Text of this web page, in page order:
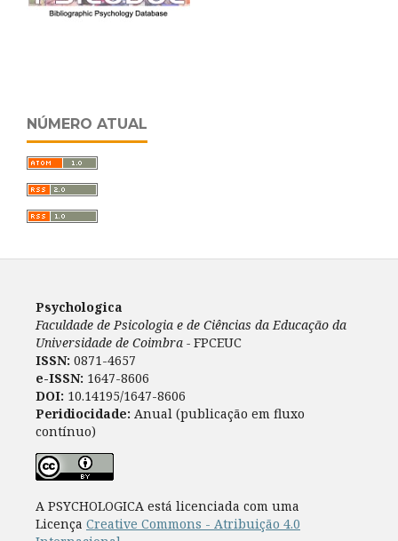
NÚMERO ATUAL
Psychologica
Faculdade de Psicologia e de Ciências da Educação da
Universidade de Coimbra - FPCEUC
ISSN: 0871-4657
e-ISSN: 1647-8606
DOI: 10.14195/1647-8606
Peridiocidade: Anual (publicação em fluxo
contínuo)
A PSYCHOLOGICA está licenciada com uma
Licença Creative Commons - Atribuição 4.0